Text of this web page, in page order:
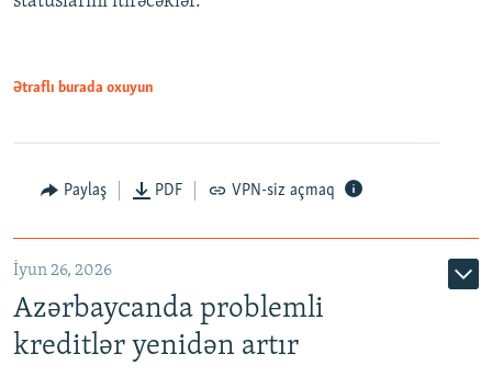
Auto 240p 360p 480p
720p 1080p
Ətraflı burada oxuyun
Paylaş PDF VPN-siz açmaq
İyun 26, 2026
Azərbaycanda problemli
kreditlər yenidən artır